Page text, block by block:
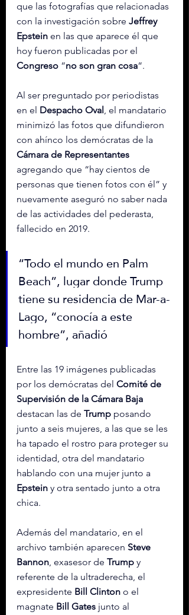
que las fotografías que relacionadas
con la investigación sobre Jeffrey
Epstein en las que aparece él que
hoy fueron publicadas por el
Congreso “no son gran cosa“.
Al ser preguntado por periodistas
en el Despacho Oval, el mandatario
minimizó las fotos que difundieron
con ahínco los demócratas de la
Cámara de Representantes
agregando que “hay cientos de
personas que tienen fotos con él” y
nuevamente aseguró no saber nada
de las actividades del pederasta,
fallecido en 2019.
“Todo el mundo en Palm
Beach”, lugar donde Trump
tiene su residencia de Mar-a-
Lago, “conocía a este
hombre”, añadió
Entre las 19 imágenes publicadas
por los demócratas del Comité de
Supervisión de la Cámara Baja
destacan las de Trump posando
junto a seis mujeres, a las que se les
ha tapado el rostro para proteger su
identidad, otra del mandatario
hablando con una mujer junto a
Epstein y otra sentado junto a otra
chica.
Además del mandatario, en el
archivo también aparecen Steve
Bannon, exasesor de Trump y
referente de la ultraderecha, el
expresidente Bill Clinton o el
magnate Bill Gates junto al